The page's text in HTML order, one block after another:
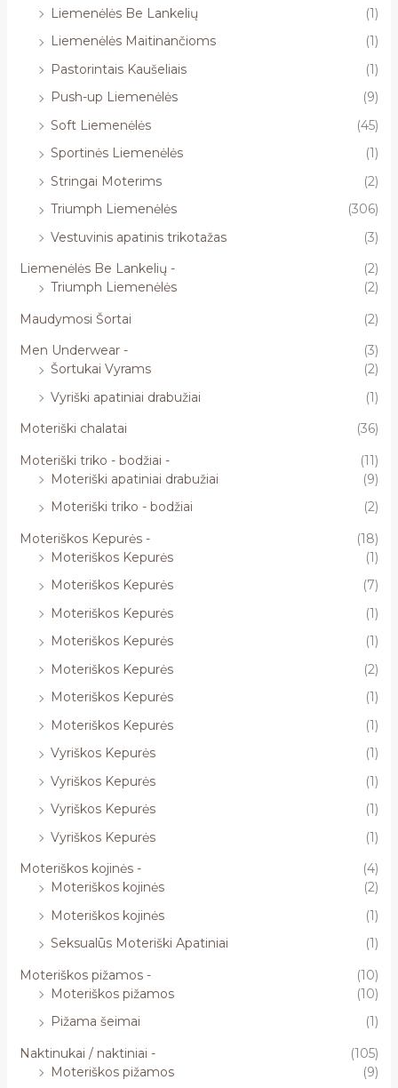
Liemenėlės Be Lankelių
(1)
Liemenėlės Maitinančioms
(1)
Pastorintais Kaušeliais
(1)
Push-up Liemenėlės
(9)
Soft Liemenėlės
(45)
Sportinės Liemenėlės
(1)
Stringai Moterims
(2)
Triumph Liemenėlės
(306)
Vestuvinis apatinis trikotažas
(3)
Liemenėlės Be Lankelių -
(2)
Triumph Liemenėlės
(2)
Maudymosi Šortai
(2)
Men Underwear -
(3)
Šortukai Vyrams
(2)
Vyriški apatiniai drabužiai
(1)
Moteriški chalatai
(36)
Moteriški triko - bodžiai -
(11)
Moteriški apatiniai drabužiai
(9)
Moteriški triko - bodžiai
(2)
Moteriškos Kepurės -
(18)
Moteriškos Kepurės
(1)
Moteriškos Kepurės
(7)
Moteriškos Kepurės
(1)
Moteriškos Kepurės
(1)
Moteriškos Kepurės
(2)
Moteriškos Kepurės
(1)
Moteriškos Kepurės
(1)
Vyriškos Kepurės
(1)
Vyriškos Kepurės
(1)
Vyriškos Kepurės
(1)
Vyriškos Kepurės
(1)
Moteriškos kojinės -
(4)
Moteriškos kojinės
(2)
Moteriškos kojinės
(1)
Seksualūs Moteriški Apatiniai
(1)
Moteriškos pižamos -
(10)
Moteriškos pižamos
(10)
Pižama šeimai
(1)
Naktinukai / naktiniai -
(105)
Moteriškos pižamos
(9)